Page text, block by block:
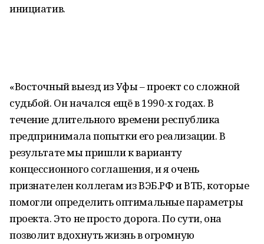
инициатив.
«Восточный выезд из Уфы – проект со сложной
судьбой. Он начался ещё в 1990-х годах. В
течение длительного времени республика
предпринимала попытки его реализации. В
результате мы пришли к варианту
концессионного соглашения, и я очень
признателен коллегам из ВЭБ.РФ и ВТБ, которые
помогли определить оптимальные параметры
проекта. Это не просто дорога. По сути, она
позволит вдохнуть жизнь в огромную